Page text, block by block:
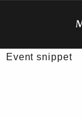
Event snippet